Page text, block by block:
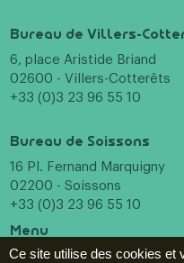
Bureau de Villers-
6, place Aristide Briand
02600 - Villers-Cotterêts
+33 (0)3 23 96 55 10
Bureau de Soissons
16 Pl. Fernand Marquigny
02200 - Soissons
+33 (0)3 23 96 55 10
Menu
Incontournables
Ce site utilise des cookies et